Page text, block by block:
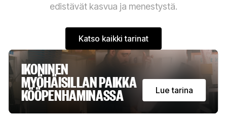
edistävät kasvua ja menestystä.
Katso kaikki tarinat
Katso kaikki tarinat
IKONINEN
MYÖHÄISILLAN PAIKKA
KÖÖPENHAMINASSA Lue tarina
Lue tarina